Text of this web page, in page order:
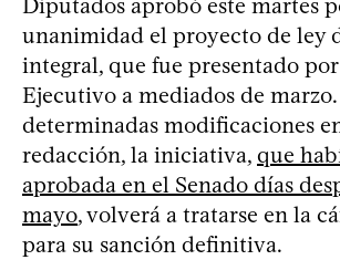
unanimidad el proyecto de ley
integral, que fue presentado
Ejecutivo a mediados de
determinadas modificaciones
redacción, la iniciativa, que
aprobada en el Senado días
mayo, volverá a tratarse en la
para su sanción definitiva.